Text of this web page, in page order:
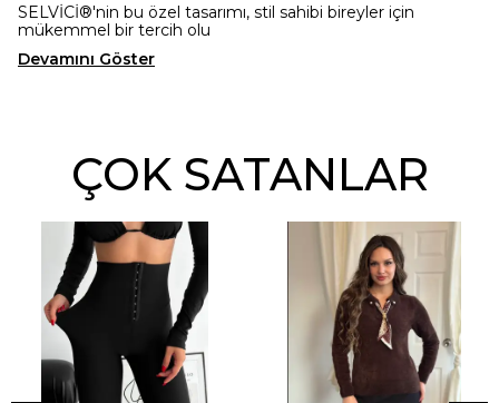
SELVİCİ®'nin bu özel tasarımı, stil sahibi bireyler için
mükemmel bir tercih olu
Devamını Göster
ÇOK SATANLAR